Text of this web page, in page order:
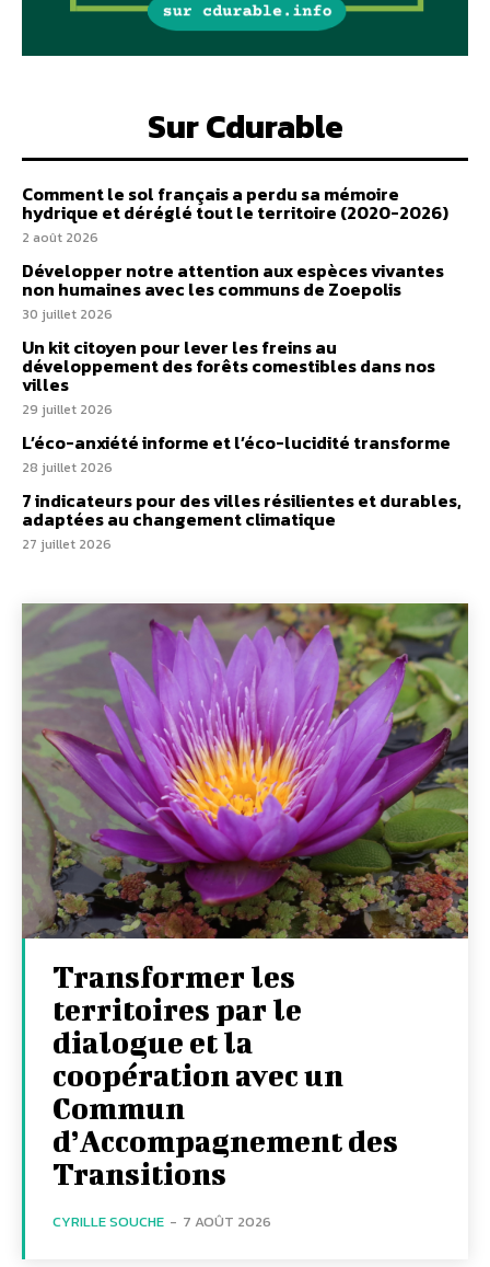
Sur Cdurable
Comment le sol français a perdu sa mémoire
hydrique et déréglé tout le territoire (2020-2026)
2 août 2026
Développer notre attention aux espèces vivantes
non humaines avec les communs de Zoepolis
30 juillet 2026
Un kit citoyen pour lever les freins au
développement des forêts comestibles dans nos
villes
29 juillet 2026
L’éco-anxiété informe et l’éco-lucidité transforme
28 juillet 2026
7 indicateurs pour des villes résilientes et durables,
adaptées au changement climatique
27 juillet 2026
Transformer les
territoires par le
dialogue et la
coopération avec un
Commun
d’Accompagnement des
Transitions
CYRILLE SOUCHE - 7 AOÛT 2026